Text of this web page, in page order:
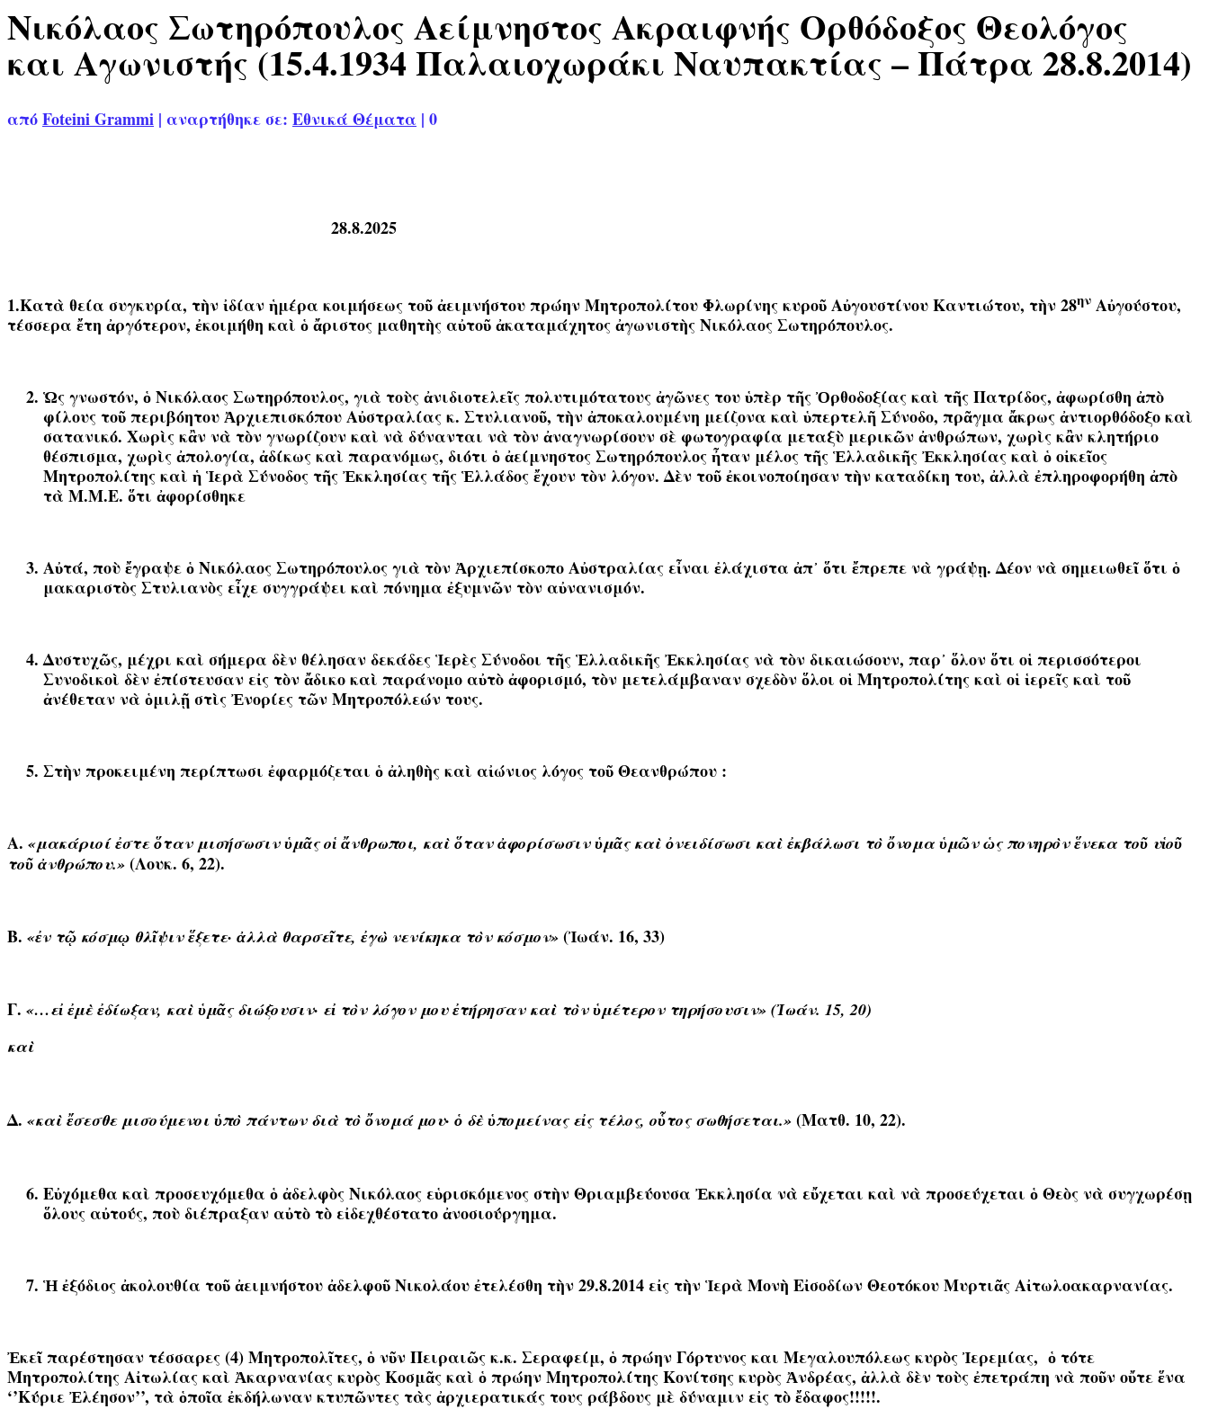
Νικόλαος Σωτηρόπουλος Αείμνηστος Ακραιφνής Ορθόδοξος Θεολόγος
και Αγωνιστής (15.4.1934 Παλαιοχωράκι Ναυπακτίας – Πάτρα 28.8.2014)
απόFoteini Grammi | αναρτήθηκε σε: Εθνικά Θέματα | 0
28.8.2025
1.Κατὰ θεία συγκυρία, τὴν ἰδίαν ἡμέρα κοιμήσεως τοῦ ἀειμνήστου πρώην Μητροπολίτου Φλωρίνης κυροῦ Αὐγουστίνου Καντιώτου, τὴν 28ην Αὐγούστου,
τέσσερα ἔτη ἀργότερον, ἐκοιμήθη καὶ ὁ ἄριστος μαθητὴς αὐτοῦἀκαταμάχητος ἀγωνιστὴς Νικόλαος Σωτηρόπουλος.
Ὡς γνωστόν, ὁ Νικόλαος Σωτηρόπουλος, γιὰ τοὺς ἀνιδιοτελεῖς πολυτιμότατους ἀγῶνες του ὑπὲρ τῆς Ὀρθοδοξίας καὶ τῆς Πατρίδος, ἀφωρίσθη ἀπὸ
φίλους τοῦ περιβόητου Ἀρχιεπισκόπου Αὐστραλίας κ. Στυλιανοῦ, τὴν ἀποκαλουμένη μείζονα καὶ ὑπερτελῆ Σύνοδο, πρᾶγμα ἄκρως ἀντιορθόδοξο καὶ
σατανικό. Χωρὶς κἂν νὰ τὸν γνωρίζουν καὶ νὰ δύνανται νὰ τὸν ἀναγνωρίσουν σὲ φωτογραφία μεταξὺ μερικῶν ἀνθρώπων, χωρὶς κἂν κλητήριο
θέσπισμα, χωρὶς ἀπολογία, ἀδίκως καὶ παρανόμως, διότι ὁ ἀείμνηστος Σωτηρόπουλος ἦταν μέλος τῆς Ἑλλαδικῆς Ἐκκλησίας καὶ ὁ οἰκεῖος
Μητροπολίτης καὶ ἡ Ἱερὰ Σύνοδος τῆς Ἐκκλησίας τῆς Ἑλλάδος ἔχουν τὸν λόγον. Δὲν τοῦ ἐκοινοποίησαν τὴν καταδίκη του, ἀλλὰ ἐπληροφορήθη ἀπὸ
τὰ Μ.Μ.Ε. ὅτι ἀφορίσθηκε
Αὐτά, ποὺ ἔγραψε ὁ Νικόλαος Σωτηρόπουλος γιὰ τὸν Ἀρχιεπίσκοπο Αὐστραλίας εἶναι ἐλάχιστα ἀπ᾿ ὅτι ἔπρεπε νὰ γράψῃ. Δέον νὰ σημειωθεῖ ὅτι ὁ
μακαριστὸς Στυλιανὸς εἶχε συγγράψει καὶ πόνημα ἐξυμνῶν τὸν αὐνανισμόν.
Δυστυχῶς, μέχρι καὶ σήμερα δὲν θέλησαν δεκάδες Ἱερὲς Σύνοδοι τῆς Ἑλλαδικῆς Ἐκκλησίας νὰ τὸν δικαιώσουν, παρ᾿ ὅλον ὅτι οἱ περισσότεροι
Συνοδικοὶ δὲν ἐπίστευσαν εἰς τὸν ἄδικο καὶ παράνομο αὐτὸ ἀφορισμό, τὸν μετελάμβαναν σχεδὸν ὅλοι οἱ Μητροπολίτης καὶ οἱ ἱερεῖς καὶ τοῦ
ἀνέθεταν νὰ ὁμιλῇ στὶς Ἐνορίες τῶν Μητροπόλεών τους.
Στὴν προκειμένη περίπτωσι ἐφαρμόζεται ὁ ἀληθὴς καὶ αἰώνιος λόγος τοῦ Θεανθρώπου :
Α. «μακάριοίἐστεὅταν μισήσωσινὑμᾶς οἱ ἄνθρωποι, καὶ ὅτανἀφορίσωσινὑμᾶς καὶ ὀνειδίσωσι καὶ ἐκβάλωσι τὸ ὄνομα ὑμῶνὡς πονηρὸνἕνεκα τοῦ υἱοῦ
τοῦ ἀνθρώπου.» (Λουκ. 6, 22).
Β. «ἐν τῷ κόσμῳ θλῖψινἕξετε· ἀλλὰ θαρσεῖτε, ἐγὼνενίκηκα τὸν κόσμον» (Ἰωάν. 16, 33)
Γ. «…εἰ ἐμὲ ἐδίωξαν, καὶ ὑμᾶς διώξουσιν· εἰ τὸν λόγον μου ἐτήρησαν καὶ τὸν ὑμέτερον τηρήσουσιν» (Ἰωάν. 15, 20)
καὶ
Δ. «καὶ ἔσεσθε μισούμενοι ὑπὸ πάντων διὰ τὸ ὄνομά μου· ὁ δὲ ὑπομείνας εἰς τέλος, οὗτος σωθήσεται.» (Ματθ. 10, 22).
Εὐχόμεθα καὶ προσευχόμεθα ὁ ἀδελφὸς Νικόλαος εὑρισκόμενος στὴν Θριαμβεύουσα Ἐκκλησία νὰ εὔχεται καὶ νὰ προσεύχεται ὁ Θεὸς νὰ συγχωρέσῃ
ὅλους αὐτούς, ποὺ διέπραξαν αὐτὸ τὸ εἰδεχθέστατο ἀνοσιούργημα.
Ἡ ἐξόδιος ἀκολουθία τοῦ ἀειμνήστου ἀδελφοῦ Νικολάου ἐτελέσθη τὴν 29.8.2014 εἰς τὴν Ἱερὰ Μονὴ Εἰσοδίων Θεοτόκου Μυρτιᾶς Αἰτωλοακαρνανίας.
Ἐκεῖ παρέστησαν τέσσαρες (4) Μητροπολῖτες, ὁ νῦν Πειραιῶς κ.κ. Σεραφείμ, ὁ πρώην Γόρτυνος και Μεγαλουπόλεως κυρὸς Ἰερεμίας, ὁ τότε
Μητροπολίτης Αἰτωλίας καὶ Ἀκαρνανίας κυρὸς Κοσμᾶς καὶ ὁ πρώην Μητροπολίτης Κονίτσης κυρὸς Ἀνδρέας, ἀλλὰ δὲν τοὺς ἐπετράπη νὰ ποῦν οὔτε ἕνα
‘’Κύριε Ἐλέησον’’, τὰ ὁποῖα ἐκδήλωναν κτυπῶντες τὰς ἀρχιερατικάς τους ράβδους μὲ δύναμιν εἰς τὸ ἔδαφος!!!!!.